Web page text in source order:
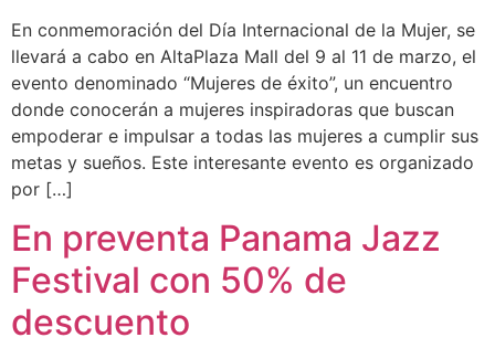
En conmemoración del Día Internacional de la Mujer, se
llevará a cabo en AltaPlaza Mall del 9 al 11 de marzo, el
evento denominado “Mujeres de éxito”, un encuentro
donde conocerán a mujeres inspiradoras que buscan
empoderar e impulsar a todas las mujeres a cumplir sus
metas y sueños. Este interesante evento es organizado
por […]
En preventa Panama Jazz
Festival con 50% de
descuento